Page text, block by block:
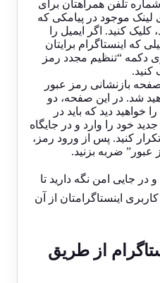
تلفن همراهتان برای
لینک موجود در پیامکی که
کنید. اگر ایمیل را
که اینستاگرام برایتان
دکمه “تنظیم مجدد رمز
کنید.
بازنشانی رمز عبور
شد. در این صفحه، دو
خواهید دید که باید در
خود را وارد و در جایگاه
کنید. پس از ورود رمز،
ضربه بزنید.
و در جایی امن نگه دارید تا
اینستاگرامتان از آن
از طریق